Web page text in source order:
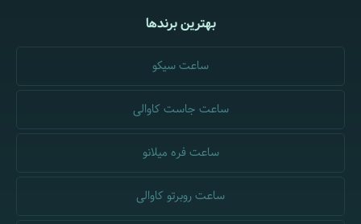
بهترین برندها
ساعت سیکو
ساعت جاست کاوالی
ساعت فره میلانو
ساعت روبرتو کاوالی